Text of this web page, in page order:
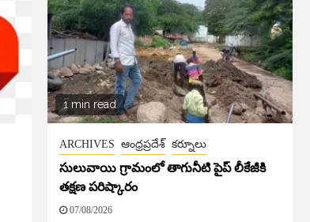
1 min read
ARCHIVES ఆంధ్రప్రదేశ్ కర్నూలు
సులువాయి గ్రామంలో తాగునీటి పైప్ లీకేజీకి
తక్షణ పరిష్కారం
07/08/2026